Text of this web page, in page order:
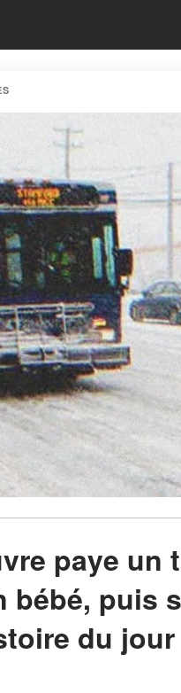
paye un
bébé, puis
du jour